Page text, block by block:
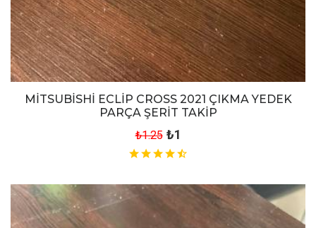
MİTSUBİSHİ ECLİP CROSS 2021 ÇIKMA YEDEK
PARÇA ŞERİT TAKİP
₺1.25 ₺1